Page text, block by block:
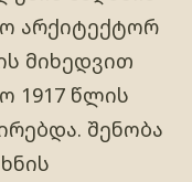
არქიტექტორ
მიხედვით
1917 წლის
შენობა